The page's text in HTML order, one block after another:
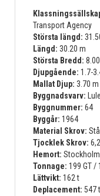
Transport Agency
Största längd:
Längd: 30.20 m
Största Bredd:
Djupgående: 1.7-
Mallat Djup: 3.70 m
Byggnadsvarv:
Byggnummer: 64
Byggår: 1964
Material Skrov: Stål
Tjocklek Skrov:
Hemort: Stockholm
Tonnage: 199 GT /
Lättvikt: 162 t
Deplacement: 547 t